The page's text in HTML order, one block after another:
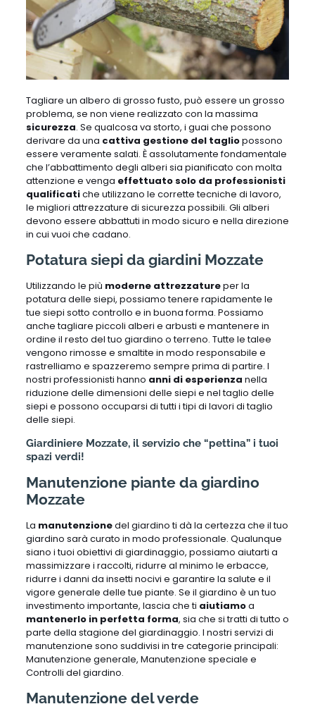
Tagliare un albero di grosso fusto, può essere un grosso
problema, se non viene realizzato con la massima
sicurezza. Se qualcosa va storto, i guai che possono
derivare da una cattiva gestione del tagliopossono
essere veramente salati. È assolutamente fondamentale
che l’abbattimento degli alberi sia pianificato con molta
attenzione e venga effettuato solo da professionisti
qualificatiche utilizzano le corrette tecniche di lavoro,
le migliori attrezzature di sicurezza possibili. Gli alberi
devono essere abbattuti in modo sicuro e nella direzione
in cui vuoi che cadano.
Potatura siepi da giardini Mozzate
Utilizzando le più moderne attrezzatureper la
potatura delle siepi, possiamo tenere rapidamente le
tue siepi sotto controllo e in buona forma. Possiamo
anche tagliare piccoli alberi e arbusti e mantenere in
ordine il resto del tuo giardino o terreno. Tutte le talee
vengono rimosse e smaltite in modo responsabile e
rastrelliamo e spazzeremo sempre prima di partire. I
nostri professionisti hanno anni di esperienza nella
riduzione delle dimensioni delle siepi e nel taglio delle
siepi e possono occuparsi di tutti i tipi di lavori di taglio
delle siepi.
Giardiniere Mozzate, il servizio che “pettina” i tuoi
spazi verdi!
Manutenzione piante da giardino
Mozzate
La manutenzionedel giardino ti dà la certezza che il tuo
giardino sarà curato in modo professionale. Qualunque
siano i tuoi obiettivi di giardinaggio, possiamo aiutarti a
massimizzare i raccolti, ridurre al minimo le erbacce,
ridurre i danni da insetti nocivi e garantire la salute e il
vigore generale delle tue piante. Se il giardino è un tuo
investimento importante, lascia che ti aiutiamoa
mantenerlo in perfetta forma, sia che si tratti di tutto o
parte della stagione del giardinaggio. I nostri servizi di
manutenzione sono suddivisi in tre categorie principali:
Manutenzione generale, Manutenzione speciale e
Controlli del giardino.
Manutenzione del verde